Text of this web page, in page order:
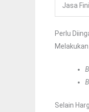
Jasa
Perlu
Selain